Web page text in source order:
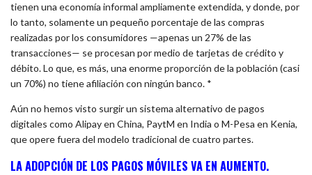
tienen una economía informal ampliamente extendida, y donde, por
lo tanto, solamente un pequeño porcentaje de las compras
realizadas por los consumidores —apenas un 27% de las
transacciones— se procesan por medio de tarjetas de crédito y
débito. Lo que, es más, una enorme proporción de la población (casi
un 70%) no tiene afiliación con ningún banco. *
Aún no hemos visto surgir un sistema alternativo de pagos
digitales como Alipay en China, PaytM en India o M-Pesa en Kenia,
que opere fuera del modelo tradicional de cuatro partes.
LA ADOPCIÓN DE LOS PAGOS MÓVILES VA EN AUMENTO.